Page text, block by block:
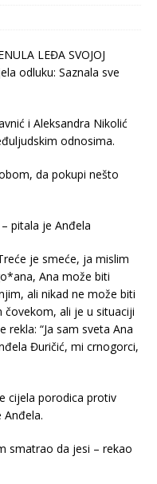
i Aleksandra Nikolić
odnosima.
da pokupi nešto
pitala je Anđela
je smeće, ja mislim
Ana može biti
ali nikad ne može biti
ali je u situaciji
“Ja sam sveta Ana
Đuričić, mi crnogorci,
cijela porodica protiv
smatrao da jesi – rekao